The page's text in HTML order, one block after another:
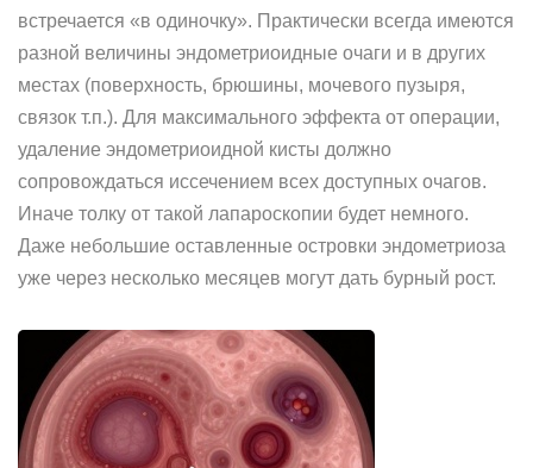
встречается «в одиночку». Практически всегда имеются
разной величины эндометриоидные очаги и в других
местах (поверхность, брюшины, мочевого пузыря,
связок т.п.). Для максимального эффекта от операции,
удаление эндометриоидной кисты должно
сопровождаться иссечением всех доступных очагов.
Иначе толку от такой лапароскопии будет немного.
Даже небольшие оставленные островки эндометриоза
уже через несколько месяцев могут дать бурный рост.